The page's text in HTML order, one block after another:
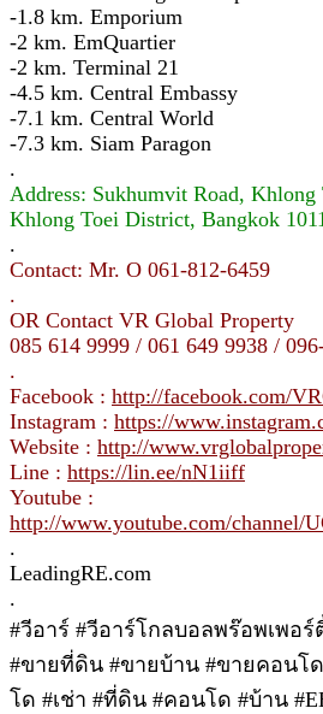
-1.8 km. Emporium
-2 km. EmQuartier
-2 km. Terminal 21
-4.5 km. Central Embassy
-7.1 km. Central World
-7.3 km. Siam Paragon
.
Address: Sukhumvit Road, Khlong
Khlong Toei District, Bangkok
.
Contact: Mr. O 061-812-6459
.
OR Contact VR Global Property
085 614 9999 / 061 649 9938 /
.
Facebook : http://facebook.com/
Instagram : https://
Website : http://
Line : https://lin.ee/nN1iiff
Youtube :
http://www.youtube.com/channel/
.
LeadingRE.com
.
#วีอาร์ #วีอาร์โกลบอลพร๊อพเพอ
#ขายที่ดิน #ขายบ้าน #ขายคอนโ
โด #เช่า #ที่ดิน #คอนโด #บ้าน